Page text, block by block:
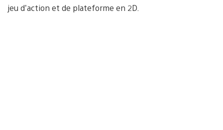
jeu d’action et de plateforme en 2D.